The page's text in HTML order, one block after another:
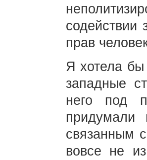
содействии
прав
Я хотела бы
западные
него под
связанным
вовсе не